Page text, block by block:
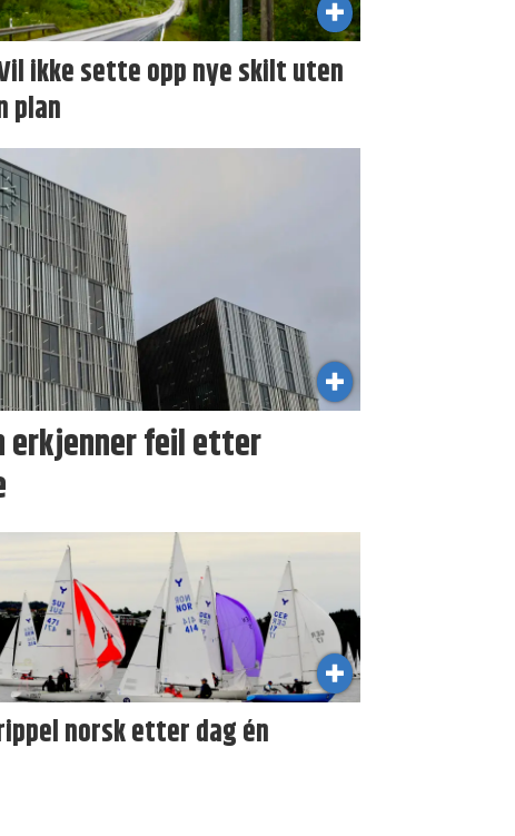
ikke sette opp nye skilt uten
plan
erkjenner feil etter
norsk etter dag én